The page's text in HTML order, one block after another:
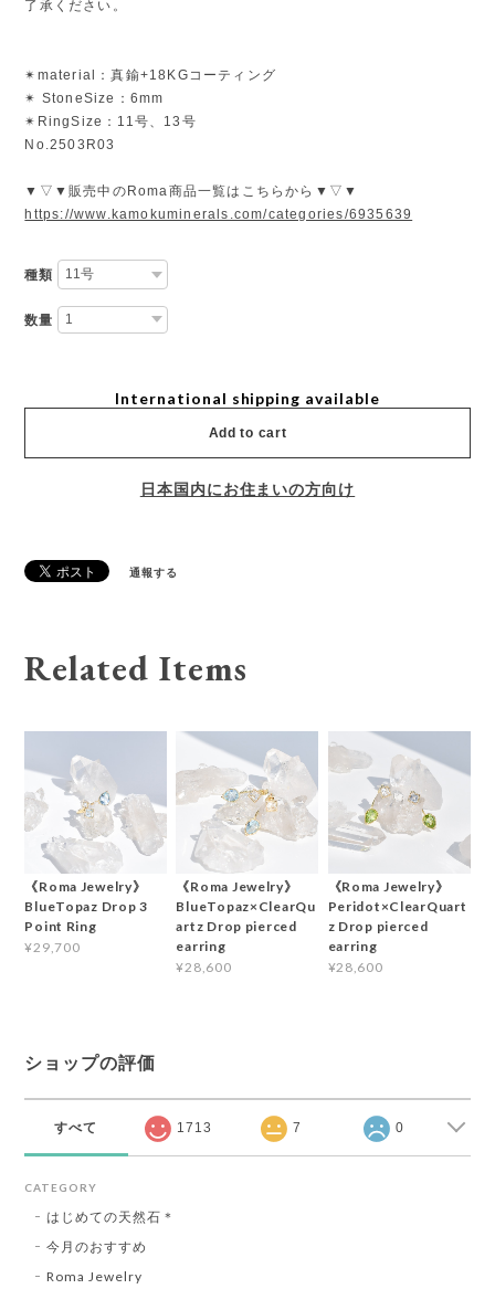
了承ください。
✴︎material：真鍮+18KGコーティング
✴︎ StoneSize：6mm
✴︎RingSize：11号、13号
No.2503R03
▼▽▼販売中のRoma商品一覧はこちらから▼▽▼
https://www.kamokuminerals.com/categories/6935639
種類
数量
International shipping available
Add to cart
日本国内にお住まいの方向け
通報する
Related Items
《Roma Jewelry》
BlueTopaz Drop 3
Point Ring
¥29,700
《Roma Jewelry》
BlueTopaz×ClearQu
artz Drop pierced
earring
¥28,600
《Roma Jewelry》
Peridot×ClearQuart
z Drop pierced
earring
¥28,600
ショップの評価
すべて 1713 7 0
CATEGORY
はじめての天然石＊
今月のおすすめ
Roma Jewelry